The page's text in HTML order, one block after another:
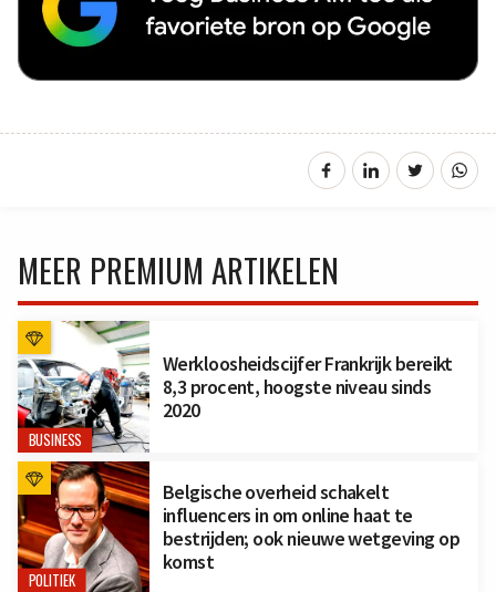
MEER PREMIUM ARTIKELEN
BUSINESS
Werkloosheidscijfer Frankrijk bereikt
8,3 procent, hoogste niveau sinds
2020
POLITIEK
Belgische overheid schakelt
influencers in om online haat te
bestrijden; ook nieuwe wetgeving op
komst